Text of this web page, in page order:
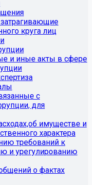
круга лиц
и иные акты в сфере
с
для
имуществе и
характера
требований к
и урегулированию
о фактах